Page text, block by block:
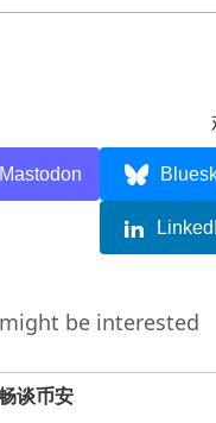
Mastodon
be interested
谈币安